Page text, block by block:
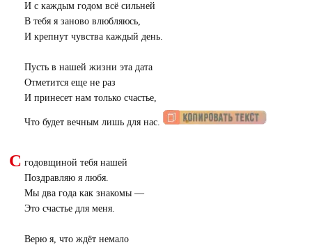
И с каждым годом всё сильней
В тебя я заново влюбляюсь,
И крепнут чувства каждый день.
Пусть в нашей жизни эта дата
Отметится еще не раз
И принесет нам только счастье,
Что будет вечным лишь для нас.
С годовщиной тебя нашей
Поздравляю я любя.
Мы два года как знакомы —
Это счастье для меня.
Верю я, что ждёт немало